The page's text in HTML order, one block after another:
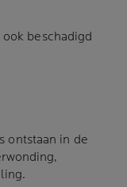
beschadigd
ontstaan in de